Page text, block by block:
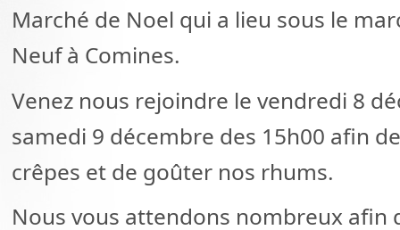
Marché de Noel qui a lieu sous le
Neuf à Comines.
Venez nous rejoindre le vendredi 8
samedi 9 décembre des 15h00 afin
crêpes et de goûter nos rhums.
Nous vous attendons nombreux afin